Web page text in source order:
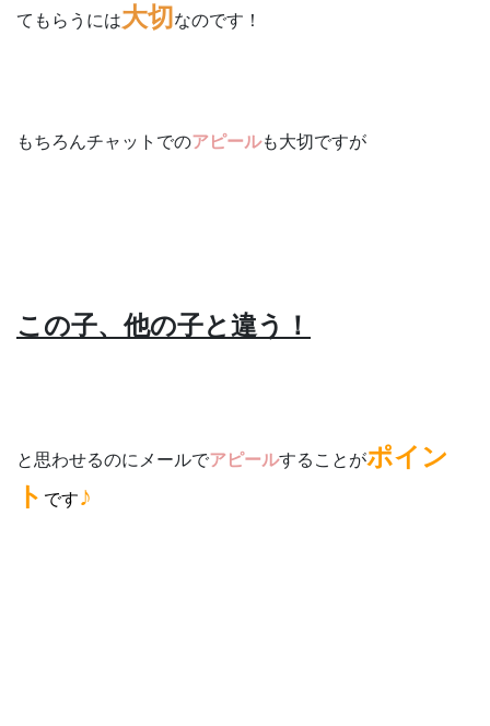
てもらうには大切なのです！
もちろんチャットでのアピールも大切ですが
この子、他の子と違う！
と思わせるのにメールでアピールすることがポイン
ト です♪